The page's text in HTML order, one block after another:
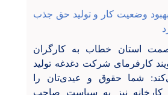
وضعیت کار و تولید حق جذب
استان خطاب به کارگران
کارفرمای شرکت دغدغه تولید
شما حقوق‌ و عیدی‌تان را
کارخانه نیز به سیاست صاحب